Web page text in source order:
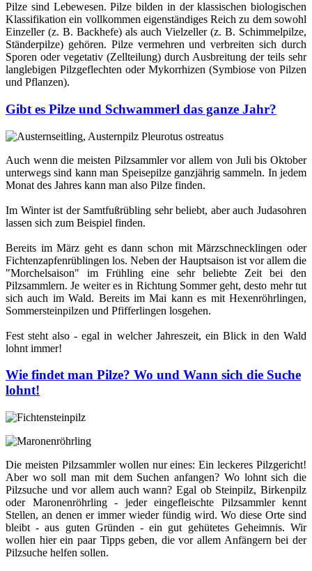
Pilze sind Lebewesen. Pilze bilden in der klassischen biologischen
Klassifikation ein vollkommen eigenständiges Reich zu dem sowohl
Einzeller (z. B. Backhefe) als auch Vielzeller (z. B. Schimmelpilze,
Ständerpilze) gehören. Pilze vermehren und verbreiten sich durch
Sporen oder vegetativ (Zellteilung) durch Ausbreitung der teils sehr
langlebigen Pilzgeflechten oder Mykorrhizen (Symbiose von Pilzen
und Pflanzen).
Gibt es Pilze und Schwammerl das ganze Jahr?
Auch wenn die meisten Pilzsammler vor allem von Juli bis Oktober
unterwegs sind kann man Speisepilze ganzjährig sammeln. In jedem
Monat des Jahres kann man also Pilze finden.
Im Winter ist der Samtfußrübling sehr beliebt, aber auch Judasohren
lassen sich zum Beispiel finden.
Bereits im März geht es dann schon mit Märzschnecklingen oder
Fichtenzapfenrüblingen los. Neben der Hauptsaison ist vor allem die
"Morchelsaison" im Frühling eine sehr beliebte Zeit bei den
Pilzsammlern. Je weiter es in Richtung Sommer geht, desto mehr tut
sich auch im Wald. Bereits im Mai kann es mit Hexenröhrlingen,
Sommersteinpilzen und Pfifferlingen losgehen.
Fest steht also - egal in welcher Jahreszeit, ein Blick in den Wald
lohnt immer!
Wie findet man Pilze? Wo und Wann sich die Suche
lohnt!
Die meisten Pilzsammler wollen nur eines: Ein leckeres Pilzgericht!
Aber wo soll man mit dem Suchen anfangen? Wo lohnt sich die
Pilzsuche und vor allem auch wann? Egal ob Steinpilz, Birkenpilz
oder Maronenröhrling - jeder eingefleischte Pilzsammler kennt
Stellen, an denen er immer wieder fündig wird. Wo diese Orte sind
bleibt - aus guten Gründen - ein gut gehütetes Geheimnis. Wir
wollen hier ein paar Tipps geben, die vor allem Anfängern bei der
Pilzsuche helfen sollen.